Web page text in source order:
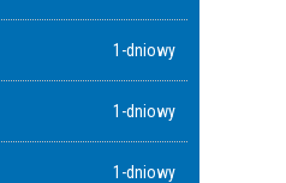
1-dniowy
1-dniowy
1-dniowy